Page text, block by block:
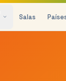
Salas